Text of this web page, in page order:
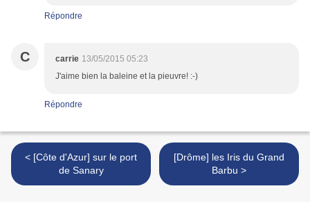
Répondre
C carrie 13/05/2015 05:23
J'aime bien la baleine et la pieuvre! :-)
Répondre
< [Côte d'Azur] sur le port
de Sanary
[Drôme] les Iris du Grand
Barbu >